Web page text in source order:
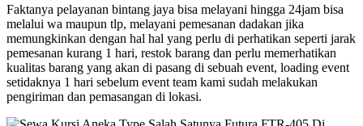
Faktanya pelayanan bintang jaya bisa melayani hingga 24jam bisa
melalui wa maupun tlp, melayani pemesanan dadakan jika
memungkinkan dengan hal hal yang perlu di perhatikan seperti jarak
pemesanan kurang 1 hari, restok barang dan perlu memerhatikan
kualitas barang yang akan di pasang di sebuah event, loading event
setidaknya 1 hari sebelum event team kami sudah melakukan
pengiriman dan pemasangan di lokasi.